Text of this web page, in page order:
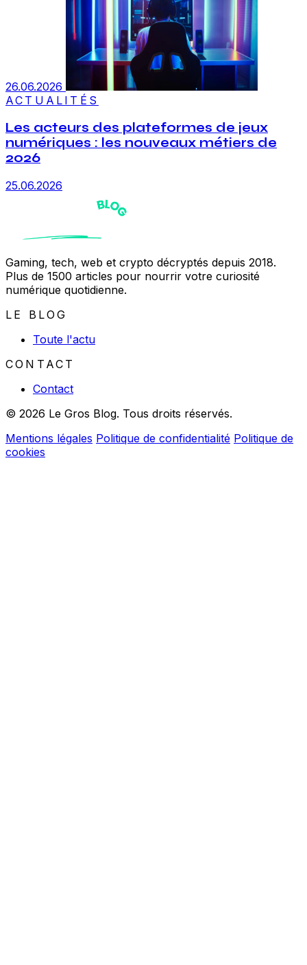
26.06.2026
ACTUALITÉS
Les acteurs des plateformes de jeux
numériques : les nouveaux métiers de
2026
25.06.2026
Gaming, tech, web et crypto décryptés depuis 2018.
Plus de 1500 articles pour nourrir votre curiosité
numérique quotidienne.
LE BLOG
Toute l'actu
CONTACT
Contact
© 2026 Le Gros Blog. Tous droits réservés.
Mentions légales Politique de confidentialité Politique de
cookies